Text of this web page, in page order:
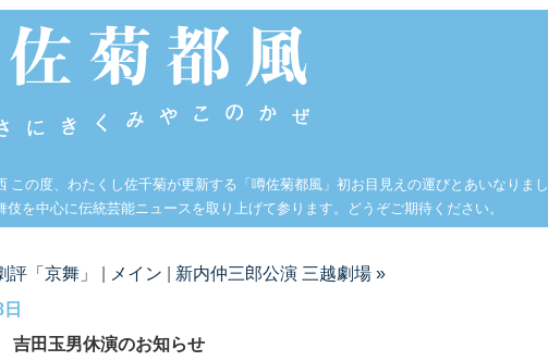
この度、わたくし佐千菊が更新する「噂佐菊都風」初お目見えの運びとあいなりまし
伎を中心に伝統芸能ニュースを取り上げて参ります。どうぞご期待ください。
「京舞」 メイン
新内仲三郎公演 三越劇場 »
吉田玉男休演のお知らせ